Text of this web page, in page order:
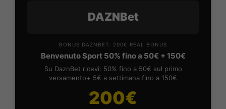
DAZNBet
BONUS DAZNBET: 200€ REAL BONUS
Benvenuto Sport 50% fino a 50€ + 150€
Su DaznBet ricevi: 50% fino a 50€ sul primo
versamento+ 5€ a settimana fino a 150€
200€